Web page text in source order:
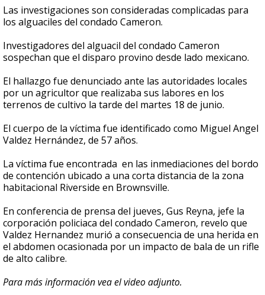
seconds
Las investigaciones son consideradas complicadas para
los alguaciles del condado Cameron.
Investigadores del alguacil del condado Cameron
sospechan que el disparo provino desde lado mexicano.
El hallazgo fue denunciado ante las autoridades locales
por un agricultor que realizaba sus labores en los
terrenos de cultivo la tarde del martes 18 de junio.
El cuerpo de la víctima fue identificado como Miguel Angel
Valdez Hernández, de 57 años.
La víctima fue encontrada en las inmediaciones del bordo
de contención ubicado a una corta distancia de la zona
habitacional Riverside en Brownsville.
En conferencia de prensa del jueves, Gus Reyna, jefe la
corporación policiaca del condado Cameron, revelo que
Valdez Hernandez murió a consecuencia de una herida en
el abdomen ocasionada por un impacto de bala de un rifle
de alto calibre.
Para más información vea el video adjunto.